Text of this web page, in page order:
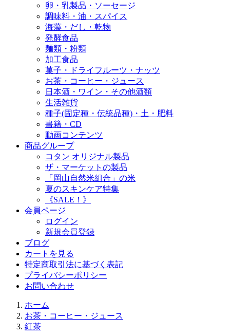
卵・乳製品・ソーセージ
調味料・油・スパイス
海藻・だし・乾物
発酵食品
麺類・粉類
加工食品
菓子・ドライフルーツ・ナッツ
お茶・コーヒー・ジュース
日本酒・ワイン・その他酒類
生活雑貨
種子(固定種・伝統品種)・土・肥料
書籍・CD
動画コンテンツ
商品グループ
コタン オリジナル製品
ザ・マーケットの製品
「岡山自然米組合」の米
夏のスキンケア特集
《SALE！》
会員ページ
ログイン
新規会員登録
ブログ
カートを見る
特定商取引法に基づく表記
プライバシーポリシー
お問い合わせ
ホーム
お茶・コーヒー・ジュース
紅茶